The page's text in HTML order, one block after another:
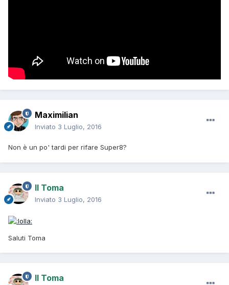
Maximilian
Inviato 3 Luglio, 2016
Non è un po' tardi per rifare Super8?
Il Toma
Inviato 3 Luglio, 2016
Saluti Toma
Il Toma